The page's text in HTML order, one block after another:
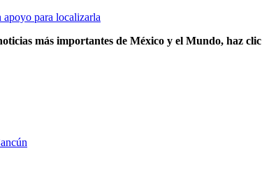
apoyo para localizarla
más importantes de México y el Mundo, haz clic